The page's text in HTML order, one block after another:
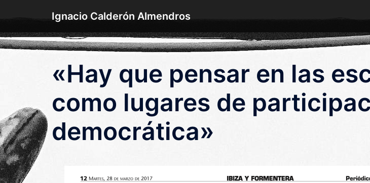
al
contenido
Ignacio Calderón Almendros
«Hay que pensar en las
como lugares de
democrática»